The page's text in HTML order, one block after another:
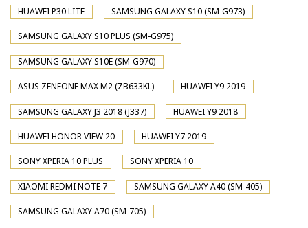
HUAWEI P30 LITE SAMSUNG GALAXY S10 (SM-G973)
SAMSUNG GALAXY S10 PLUS (SM-G975)
SAMSUNG GALAXY S10E (SM-G970)
ASUS ZENFONE MAX M2 (ZB633KL) HUAWEI Y9 2019
SAMSUNG GALAXY J3 2018 (J337) HUAWEI Y9 2018
HUAWEI HONOR VIEW 20 HUAWEI Y7 2019
SONY XPERIA 10 PLUS SONY XPERIA 10
XIAOMI REDMI NOTE 7 SAMSUNG GALAXY A40 (SM-405)
SAMSUNG GALAXY A70 (SM-705)